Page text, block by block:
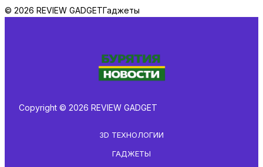
© 2026 REVIEW GADGETГаджеты
Copyright © 2026 REVIEW GADGET
3D ТЕХНОЛОГИИ
ГАДЖЕТЫ